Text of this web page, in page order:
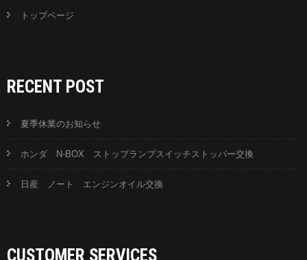
トップページ
RECENT POST
夏季休業のお知らせ
ホンダ N-BOX ストップランプスイッチストッパー交換
日産 ノート エンジンオイル交換
CUSTOMER SERVICES